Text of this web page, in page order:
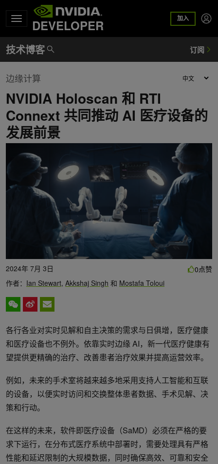
DEVELOPER 加入
边缘计算
NVIDIA Holoscan 和 RTI
Connext 共同推动 AI 医疗设备的
发展前景
2024年 7月 3日
作者： Ian Stewart, Akkshaj Singh 和 Mostafa Toloui
0点赞
各行各业对实时见解和自主决策的需求与日俱增，医疗健康
和医疗设备也不例外。依靠实时边缘 AI，新一代医疗健康有
望提供更精确的治疗、改善患者治疗效果并提高运营效率。
例如，未来的手术室将越来越多地采用支持人工智能和互联
的设备，以便实时访问和交换整体患者数据、手术见解、决
策和行动。
在这样的未来，软件即医疗设备（SaMD）必须在严格的要
求下运行，在分布式医疗系统中部署时，需要处理具有严格
性能和延迟限制的大规模数据，同时确保高效、可靠和安全